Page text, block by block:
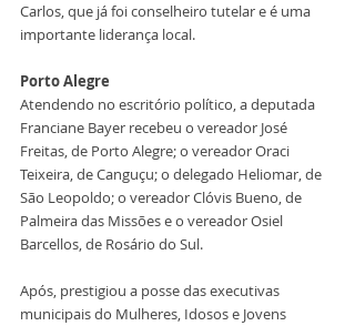
Carlos, que já foi conselheiro tutelar e é uma
importante liderança local.
Porto Alegre
Atendendo no escritório político, a deputada
Franciane Bayer recebeu o vereador José
Freitas, de Porto Alegre; o vereador Oraci
Teixeira, de Canguçu; o delegado Heliomar, de
São Leopoldo; o vereador Clóvis Bueno, de
Palmeira das Missões e o vereador Osiel
Barcellos, de Rosário do Sul.
Após, prestigiou a posse das executivas
municipais do Mulheres, Idosos e Jovens